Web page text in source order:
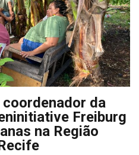
coordenador da
Freiburg
na Região